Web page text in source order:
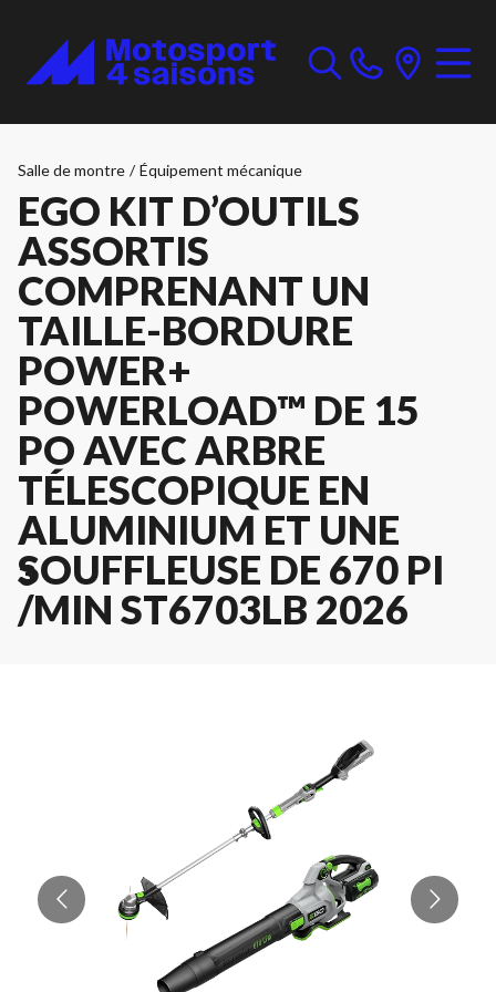
Salle de montre / Équipement mécanique
EGO KIT D’OUTILS
ASSORTIS
COMPRENANT UN
TAILLE-BORDURE
POWER+
POWERLOAD™ DE 15
PO AVEC ARBRE
TÉLESCOPIQUE EN
ALUMINIUM ET UNE
SOUFFLEUSE DE 670 PI
3
/MIN ST6703LB 2026